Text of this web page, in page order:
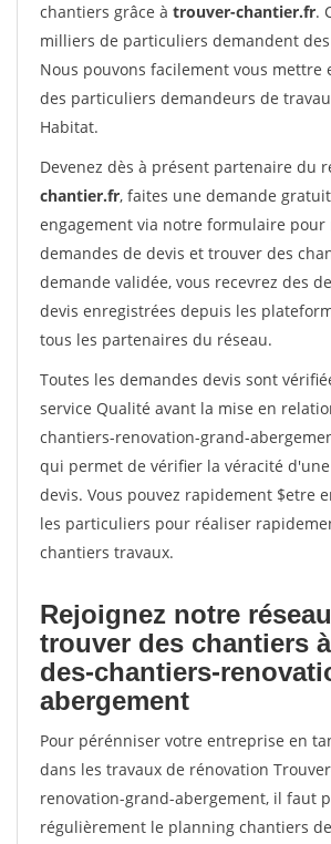
chantiers grâce à trouver-chantier.fr.
milliers de particuliers demandent
Nous pouvons facilement vous mettre
des particuliers demandeurs de
Habitat.
Devenez dès à présent partenaire du
chantier.fr, faites une demande
engagement via notre formulaire pour
demandes de devis et trouver des
demande validée, vous recevrez des
devis enregistrées depuis les
tous les partenaires du réseau.
Toutes les demandes devis sont
service Qualité avant la mise en
chantiers-renovation-grand-
qui permet de vérifier la véracité
devis. Vous pouvez rapidement $etre
les particuliers pour réaliser
chantiers travaux.
Rejoignez notre
trouver des chantiers
des-chantiers-
abergement
Pour pérénniser votre entreprise en
dans les travaux de rénovation
renovation-grand-abergement, il faut
régulièrement le planning chantiers